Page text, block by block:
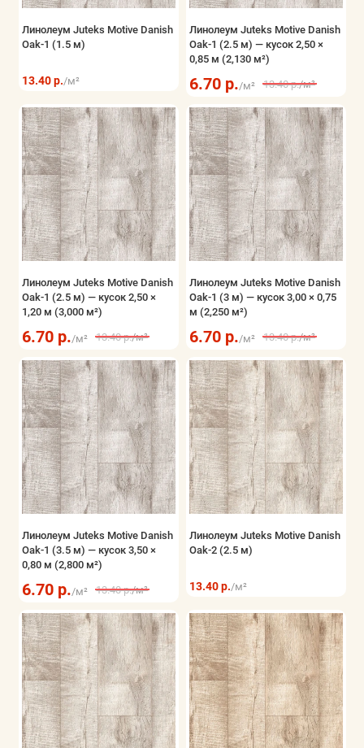
Линолеум Juteks Motive Danish
Oak-1 (1.5 м)
13.40 р./м²
Линолеум Juteks Motive Danish
Oak-1 (2.5 м) — кусок 2,50 ×
0,85 м (2,130 м²)
6.70 р./м² 13.40 р./м²
Линолеум Juteks Motive Danish
Oak-1 (2.5 м) — кусок 2,50 ×
1,20 м (3,000 м²)
6.70 р./м² 13.40 р./м²
Линолеум Juteks Motive Danish
Oak-1 (3 м) — кусок 3,00 × 0,75
м (2,250 м²)
6.70 р./м² 13.40 р./м²
Линолеум Juteks Motive Danish
Oak-1 (3.5 м) — кусок 3,50 ×
0,80 м (2,800 м²)
6.70 р./м² 13.40 р./м²
Линолеум Juteks Motive Danish
Oak-2 (2.5 м)
13.40 р./м²